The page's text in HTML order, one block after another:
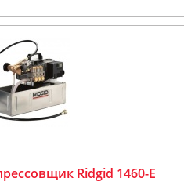
Ridgid 1460-Е